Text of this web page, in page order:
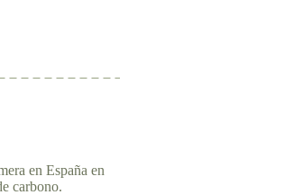
en España en
carbono.